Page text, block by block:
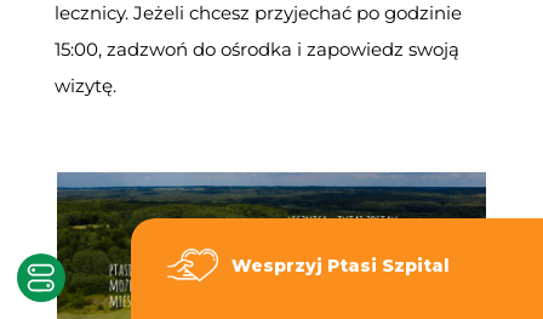
lecznicy. Jeżeli chcesz przyjechać po godzinie
15:00, zadzwoń do ośrodka i zapowiedz swoją
wizytę.
Wesprzyj Ptasi Szpital